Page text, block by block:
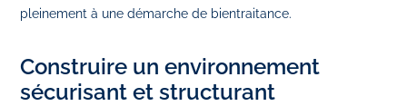
pleinement à une démarche de bientraitance.
Construire un environnement
sécurisant et structurant